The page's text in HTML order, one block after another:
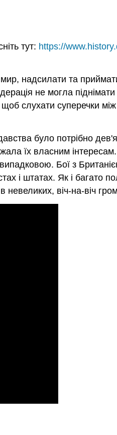
тут: https://
надсилати та
не могла
слухати суперечки
було потрібно
їх власним
Бої з
і штатах. Як і багато
віч-на-віч